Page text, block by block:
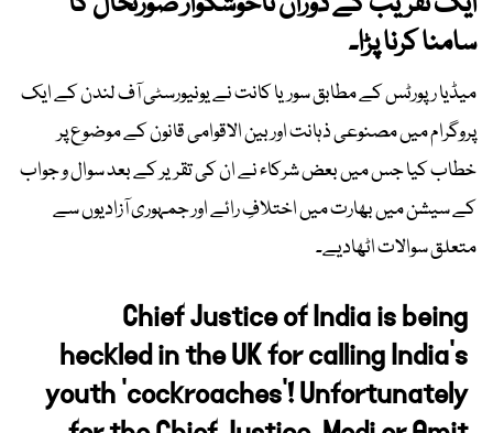
سامنا کرنا پڑا۔
میڈیا رپورٹس کے مطابق سوریا کانت نے یونیورسٹی آف لندن کے ایک
پروگرام میں مصنوعی ذہانت اور بین الاقوامی قانون کے موضوع پر
خطاب کیا جس میں بعض شرکاء نے ان کی تقریر کے بعد سوال و جواب
کے سیشن میں بھارت میں اختلافِ رائے اور جمہوری آزادیوں سے
متعلق سوالات اٹھادیے۔
Chief Justice of India is being
heckled in the UK for calling India’s
youth ‘cockroaches’! Unfortunately